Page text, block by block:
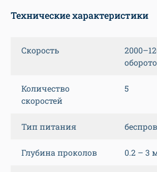
Технические характеристики
Скорость
Количество
скоростей
5
Тип питания
Глубина проколов 0.2 – 3